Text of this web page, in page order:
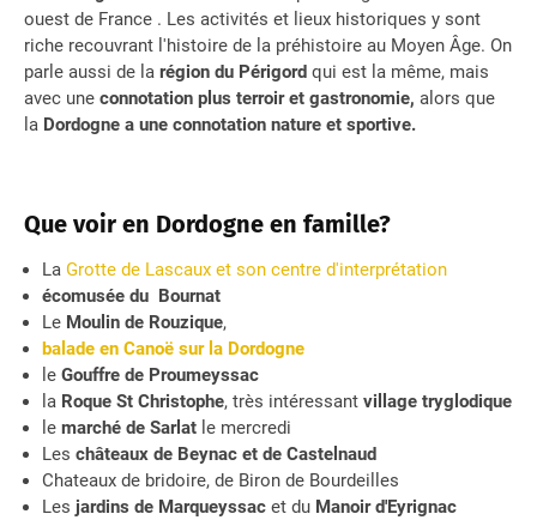
ouest de France . Les activités et lieux historiques y sont
riche recouvrant l'histoire de la préhistoire au Moyen Âge. On
parle aussi de la région du Périgord qui est la même, mais
avec une connotation plus terroir et gastronomie, alors que
la Dordogne a une connotation nature et sportive.
Que voir en Dordogne en famille?
La Grotte de Lascaux et son centre d'interprétation
écomusée du Bournat
Le Moulin de Rouzique,
balade en Canoë sur la Dordogne
le Gouffre de Proumeyssac
la Roque St Christophe, très intéressant village tryglodique
le marché de Sarlat le mercredi
Les châteaux de Beynac et de Castelnaud
Chateaux de bridoire, de Biron de Bourdeilles
Les jardins de Marqueyssac et du Manoir d'Eyrignac